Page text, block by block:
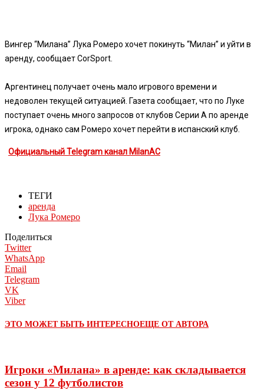
Вингер “Милана” Лука Ромеро хочет покинуть “Милан” и уйти в
аренду, сообщает CorSport.
Аргентинец получает очень мало игрового времени и
недоволен текущей ситуацией. Газета сообщает, что по Луке
поступает очень много запросов от клубов Серии А по аренде
игрока, однако сам Ромеро хочет перейти в испанский клуб.
Официальный Telegram канал MilanAC
ТЕГИ
аренда
Лука Ромеро
Поделиться
Twitter
WhatsApp
Email
Telegram
VK
Viber
ЭТО МОЖЕТ БЫТЬ ИНТЕРЕСНОЕЩЕ ОТ АВТОРА
Игроки «Милана» в аренде: как складывается
сезон у 12 футболистов